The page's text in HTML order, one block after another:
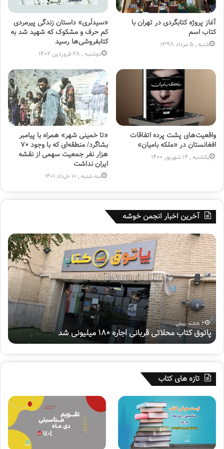
محبوبیت عمیق و گسترده و بی‌نظیری در میان مردم مختلف با
فرهنگ‌ها و ملیت‌های متفاوت داشته که تعزیتی اینچنین را به
یادگارگذاشته؟ این سوالی بجا و طبیعی و پرسیدنی است.
3-کتاب شش گوشه
کتاب «شش گوشه» به قلم حامد حجتی، روایت‌گر مراحل نصب
ضریح حرم مطهر سید الشهدا (ع) است. اتفاقی بزرگ که شاید تا
مدت‌ها تکرار نشود.
حامد حجتی درباره ساخت ضریح امام (ع) می‌گوید:
«ساخت این ضریح در ایران با سه دوره تاریخی مواجه بوده است،
دوره اول به زمان شش ساله‌ای باز می‌گردد که این اثر هنری در
شهر قم در دست ساخت بود. دوره دوم به بیش از بیست روز
سفر این ضریح از قم به کربلا اختصاص دارد و دوره سوم نیز بیش
حامد حجتی برای مستندنگاری این واقعه، بیش از پنجاه روز در
آغاز پروژه کتابگردی در تهران با
کتاب اسم
شنبه , 5 مرداد 1398
«سیدلَری» داستان زندگی پیرمردی
کم حرف و مشکوک که شهید شد به
کتابفروشی‌ها رسید
دوشنبه , 28 فروردین 1402
واقعیت‌های پشت پرده اتفاقات
افغانستان در «ملکه بامیان»
یکشنبه , 14 شهریور 1400
«تا خمینی شهر» همراه با پیامبر
بشاگرد/ منطقه‌ای که با وجود ۷۰
هزار نفر جمعیت سهمی از نقشه
ایران نداشت
سه شنبه , 10 خرداد 1401
آخرین اخبار انجمن خوشه
پ
ا
ت
و
ق
ک
ت
ا
ب
م
ح
ل
ا
ت
ی
ق
2 هفته پیش
پاتوق کتاب محلاتی قربانی اجاره ۱۸۰ میلیونی شد
ل
ی
تازه های کتاب